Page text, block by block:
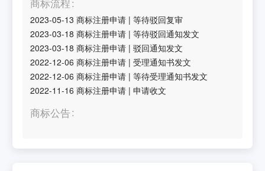
商标流程
2023-05-13 商标注册申请 |等待驳回复审
2023-03-18 商标注册申请 |等待驳回通知发文
2023-03-18 商标注册申请 |驳回通知发文
2022-12-06 商标注册申请 |受理通知书发文
2022-12-06 商标注册申请 |等待受理通知书发文
2022-11-16 商标注册申请 |申请收文
商标公告